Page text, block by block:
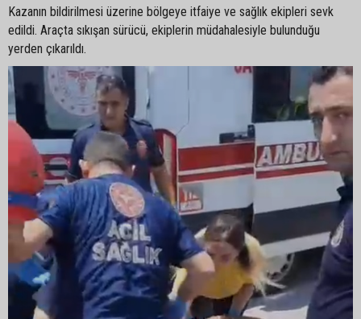
Kazanın bildirilmesi üzerine bölgeye itfaiye ve sağlık ekipleri sevk
edildi. Araçta sıkışan sürücü, ekiplerin müdahalesiyle bulunduğu
yerden çıkarıldı.